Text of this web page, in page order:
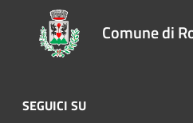
Comune di
SEGUICI SU